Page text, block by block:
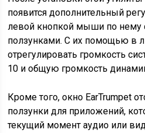
появится дополнительный
левой кнопкой мыши по нему
ползунками. С их помощью в
отрегулировать громкость
10 и общую громкость
Кроме того, окно EarTrumpet
ползунки для приложений,
текущий момент аудио или